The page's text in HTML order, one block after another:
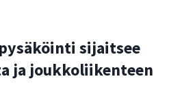
sijaitsee
ja joukkoliikenteen